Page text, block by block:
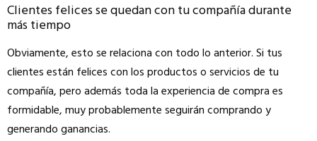
Clientes felices se quedan con tu compañía durante
más tiempo
Obviamente, esto se relaciona con todo lo anterior. Si tus
clientes están felices con los productos o servicios de tu
compañía, pero además toda la experiencia de compra es
formidable, muy probablemente seguirán comprando y
generando ganancias.